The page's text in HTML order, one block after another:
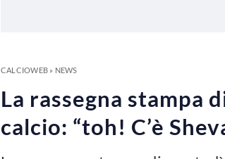
CALCIOWEB» NEWS
La rassegna stampa
calcio: “toh! C’è